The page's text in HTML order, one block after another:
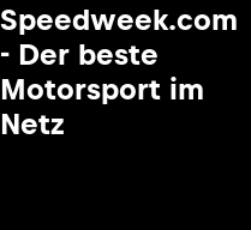
Speedweek.com
- Der beste
Motorsport im
Netz